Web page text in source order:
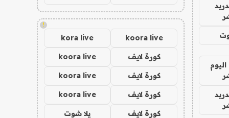
!
koora live
kora live
كورة لايف koora live
كورة لايف koora live
كورة لايف koora live
كورة لايف يلا شوت